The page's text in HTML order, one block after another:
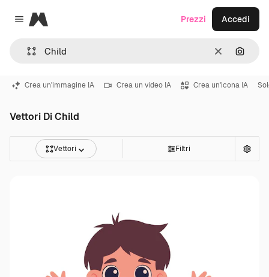
Close menu
Magnific
CancellaCerca
Prezzi Accedi
Crea un'immagine IA Crea un video IA Crea un'icona IA
Vettori Di Child
Vettori Filtri